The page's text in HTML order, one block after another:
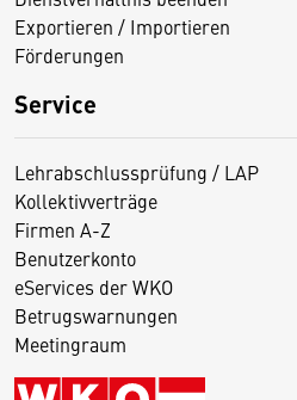
Exportieren / Importieren
Förderungen
Service
Lehrabschlussprüfung / LAP
Kollektivverträge
Firmen A-Z
Benutzerkonto
eServices der WKO
Betrugswarnungen
Meetingraum